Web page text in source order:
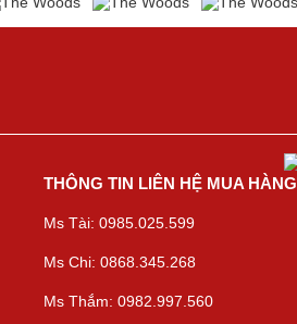
THÔNG TIN LIÊN HỆ MUA HÀNG
Ms Tài: 0985.025.599
Ms Chi: 0868.345.268
Ms Thắm: 0982.997.560